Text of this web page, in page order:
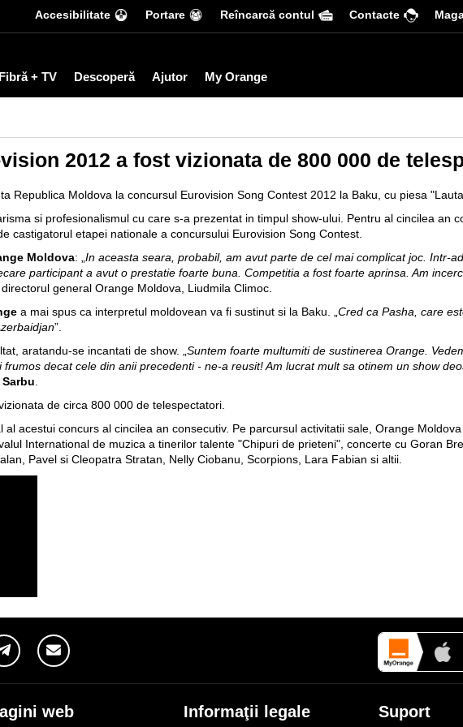
Accesibilitate Portare Reîncarcă contul Сontacte
Fibră + TV Descoperă Ajutor My Orange
2012 a fost vizionata de 800 000 de
Republica Moldova la concursul Eurovision Song Contest 2012 la Baku, cu piesa
si profesionalismul cu care s-a prezentat in timpul show-ului. Pentru al cincilea an
castigatorul etapei nationale a concursului Eurovision Song Contest.
Moldova: „ In aceasta seara, probabil, am avut parte de cel mai complicat joc. Intr-
participant a avut o prestatie foarte buna. Competitia a fost foarte aprinsa. Am
general Orange Moldova, Liudmila Climoc.
a mai spus ca interpretul moldovean va fi sustinut si la Baku. „ Cred ca Pasha, care
”.
aratandu-se incantati de show. „ Suntem foarte multumiti de sustinerea Orange.
decat cele din anii precedenti - ne-a reusit! Am lucrat mult sa otinem un show
de circa 800 000 de telespectatori.
acestui concurs al cincilea an consecutiv. Pe parcursul activitatii sale, Orange
International de muzica a tinerilor talente "Chipuri de prieteni", concerte cu Goran
Pavel si Cleopatra Stratan, Nelly Ciobanu, Scorpions, Lara Fabian si altii.
web Informaţii legale Suport